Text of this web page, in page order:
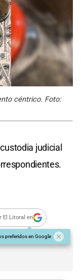
céntrico. Foto:
judicial
El Litoral en
preferidos en Google